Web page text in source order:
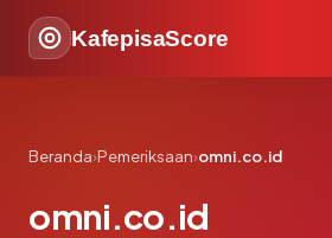
KafepisaScore
Beranda›Pemeriksaan›omni.co.id
omni.co.id